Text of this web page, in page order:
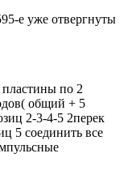
е уже отвергнуты
пластины по 2
общий + 5
2-3-4-5 2перек
5 соединить все